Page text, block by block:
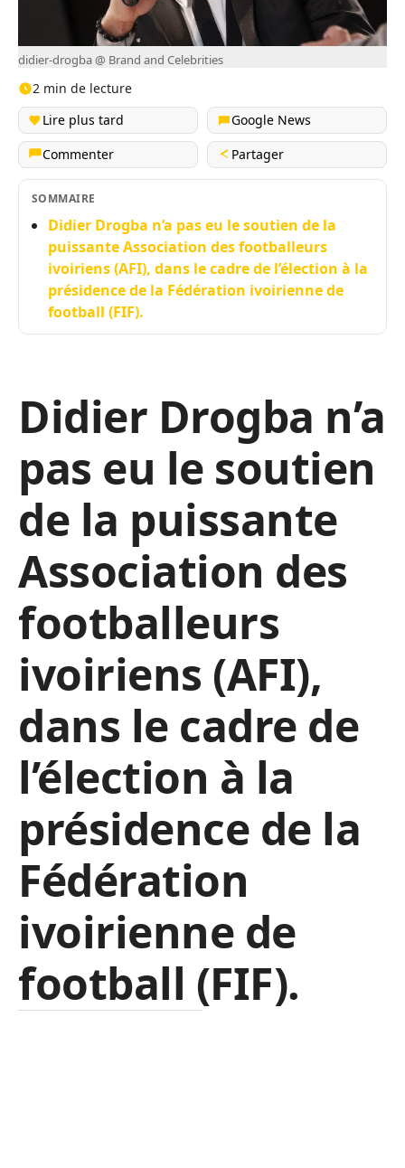
didier-drogba @ Brand and Celebrities
2 min de lecture
Lire plus tard
Google News
Commenter
Partager
SOMMAIRE
Didier Drogba n’a pas eu le soutien de la
puissante Association des footballeurs
ivoiriens (AFI), dans le cadre de l’élection à la
présidence de la Fédération ivoirienne de
football (FIF).
Didier Drogba n’a
pas eu le soutien
de la puissante
Association des
footballeurs
ivoiriens (AFI),
dans le cadre de
l’élection à la
présidence de la
Fédération
ivoirienne de
football (FIF).